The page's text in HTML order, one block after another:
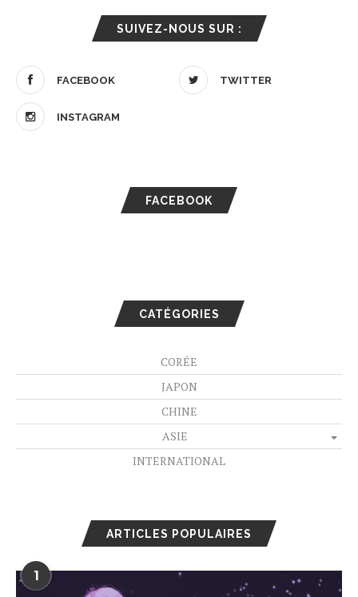
SUIVEZ-NOUS SUR :
FACEBOOK TWITTER
INSTAGRAM
FACEBOOK
CATÉGORIES
CORÉE
JAPON
CHINE
ASIE
INTERNATIONAL
ARTICLES POPULAIRES
1